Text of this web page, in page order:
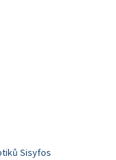
Sisyfos